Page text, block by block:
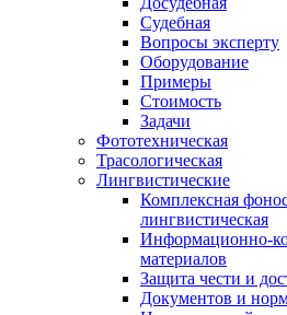
Судебная
Вопросы эксперту
Оборудование
Примеры
Стоимость
Задачи
Фототехническая
Трасологическая
Лингвистические
Комплексная
лингвистическая
Информационно-
материалов
Защита чести и
Документов и